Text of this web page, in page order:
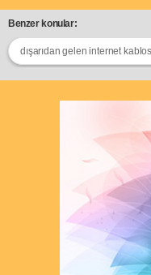
Benzer konular:
dışarıdan gelen internet